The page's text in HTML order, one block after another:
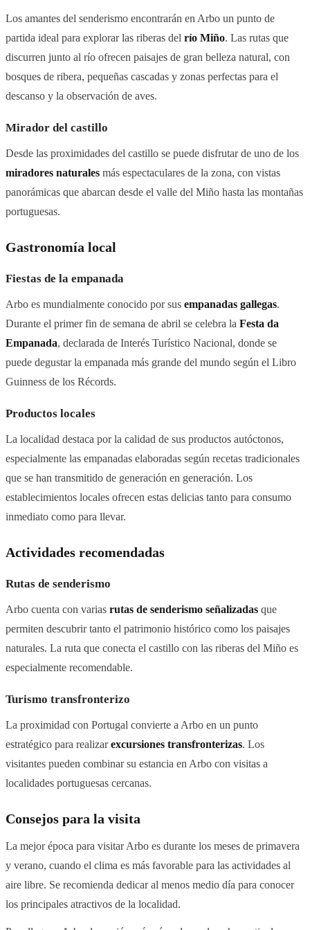
Los amantes del senderismo encontrarán en Arbo un punto de
partida ideal para explorar las riberas del río Miño. Las rutas que
discurren junto al río ofrecen paisajes de gran belleza natural, con
bosques de ribera, pequeñas cascadas y zonas perfectas para el
descanso y la observación de aves.
Mirador del castillo
Desde las proximidades del castillo se puede disfrutar de uno de los
miradores naturales más espectaculares de la zona, con vistas
panorámicas que abarcan desde el valle del Miño hasta las montañas
portuguesas.
Gastronomía local
Fiestas de la empanada
Arbo es mundialmente conocido por sus empanadas gallegas.
Durante el primer fin de semana de abril se celebra la Festa da
Empanada, declarada de Interés Turístico Nacional, donde se
puede degustar la empanada más grande del mundo según el Libro
Guinness de los Récords.
Productos locales
La localidad destaca por la calidad de sus productos autóctonos,
especialmente las empanadas elaboradas según recetas tradicionales
que se han transmitido de generación en generación. Los
establecimientos locales ofrecen estas delicias tanto para consumo
inmediato como para llevar.
Actividades recomendadas
Rutas de senderismo
Arbo cuenta con varias rutas de senderismo señalizadas que
permiten descubrir tanto el patrimonio histórico como los paisajes
naturales. La ruta que conecta el castillo con las riberas del Miño es
especialmente recomendable.
Turismo transfronterizo
La proximidad con Portugal convierte a Arbo en un punto
estratégico para realizarexcursiones transfronterizas. Los
visitantes pueden combinar su estancia en Arbo con visitas a
localidades portuguesas cercanas.
Consejos para la visita
La mejor época para visitar Arbo es durante los meses de primavera
y verano, cuando el clima es más favorable para las actividades al
aire libre. Se recomienda dedicar al menos medio día para conocer
los principales atractivos de la localidad.